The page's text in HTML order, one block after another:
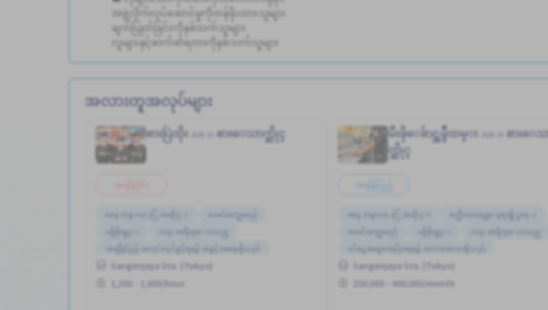
အဖွဲ့လိုက်လုပ်ဆောင်မှုကိုတန်ဖိုးထားသူများ
ချက်ပြုတ်ခြင်းကိုနှစ်သက်သူများ
လူများနှင့်ဆက်ဆံရတာကိုနှစ်သက်သူများ
အလားတူအလုပ်များ
စားပြဲထိုး စားေသာက္ဆိုင္
စေန တနဂၤေႏြ အဆိုင္း
ထမင်းကျွေးမည်
ပရိုမိုးရွင္း
လမ္းစရိတ္ေပးသည္
အချိန်ပြည့် အလုပ်လုပ်ခွင့်ရရန် အခွင့်အရေးရှိသည်
အခ်ိန္ပိုနည္းေသာ
ႏိုင္ငံျခားသားအလုပ္
ျမွင့္တင္သည္
Sangenjaya Sta. (Tokyo)
1,200 - 1,600/hour
မီးဖိုေခ်ာင္အမွဳထမ္း
စားေသ
က္ဆိုင္
အချိန်ပြည့်
စေန တနဂၤေႏြ အဆိုင္း
စက္ဘီးထားရန္ေနရာရွိျခင္း
ထမင်းကျွေးမည်
ပရိုမိုးရွင္း
လမ္းစရိတ္ေပးသည္
ဝင်ငွေအများအပြားရရန် အလားအလာရှိသည်
အမျိုးသမီး ပို၍လိုလားသည်
အလုပ္အေတြ႕အၾကံဳရွိရန္မလို
Sangenjaya Sta. (Tokyo)
250,000 - 400,000/month